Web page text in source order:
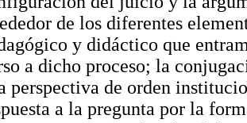
de los diferentes
y didáctico que
a dicho proceso; la
perspectiva de orden
a la pregunta por la